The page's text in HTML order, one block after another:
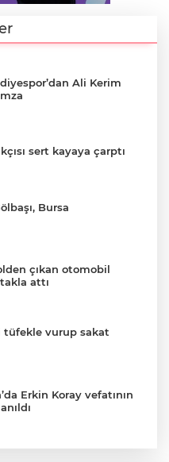
Ali Kerim
sert kayaya çarptı
Bursa
çıkan otomobil
attı
tüfekle vurup sakat
Erkin Koray vefatının